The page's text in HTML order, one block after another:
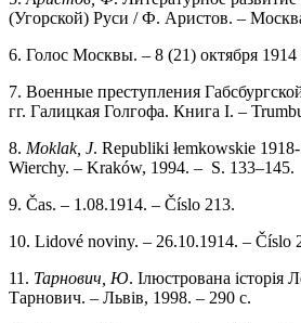
(Угорской) Руси / Ф. Аристов. –
6. Голос Москвы. – 8 (21) октября
7. Военные преступления
гг. Галицкая Голгофа. Книга I. –
8. Moklak, J. Republiki łemkowskie
Wierchy. – Kraków, 1994. – S. 133–145.
9. Čas. – 1.08.1914. – Číslo 213.
10. Lidové noviny. – 26.10.1914. – Číslo
11. Тарнович, Ю. Iлюстрована
Тарнович. – Львiв, 1998. – 290 с.